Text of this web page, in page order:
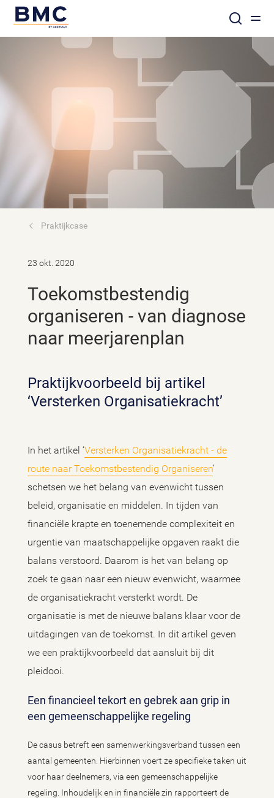
Praktijkcase
23 okt. 2020
Toekomstbestendig
organiseren - van diagnose
naar meerjarenplan
Praktijkvoorbeeld bij artikel
‘Versterken Organisatiekracht’
In het artikel ‘Versterken Organisatiekracht - de
route naar Toekomstbestendig Organiseren’
schetsen we het belang van evenwicht tussen
beleid, organisatie en middelen. In tijden van
financiële krapte en toenemende complexiteit en
urgentie van maatschappelijke opgaven raakt die
balans verstoord. Daarom is het van belang op
zoek te gaan naar een nieuw evenwicht, waarmee
de organisatiekracht versterkt wordt. De
organisatie is met de nieuwe balans klaar voor de
uitdagingen van de toekomst. In dit artikel geven
we een praktijkvoorbeeld dat aansluit bij dit
pleidooi.
Een financieel tekort en gebrek aan grip in
een gemeenschappelijke regeling
De casus betreft een samenwerkingsverband tussen een
aantal gemeenten. Hierbinnen voert ze specifieke taken uit
voor haar deelnemers, via een gemeenschappelijke
regeling. Inhoudelijk en in financiële zin rapporteert de